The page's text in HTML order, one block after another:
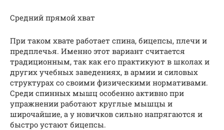
Средний прямой хват
При таком хвате работает спина, бицепсы, плечи и
предплечья. Именно этот вариант считается
традиционным, так как его практикуют в школах и
других учебных заведениях, в армии и силовых
структурах со своими физическими нормативами.
Среди спинных мышц особенно активно при
упражнении работают круглые мышцы и
широчайшие, а у новичков сильно напрягаются и
быстро устают бицепсы.